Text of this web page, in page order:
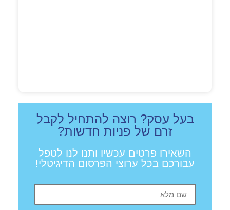
בעל עסק? רוצה להתחיל לקבל
זרם של פניות חדשות?
השאירו פרטים עכשיו ותנו לנו לטפל
עבורכם בכל ערוצי הפרסום הדיגיטלי!